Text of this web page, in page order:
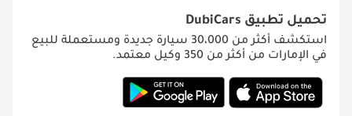
تحميل تطبيق DubiCars
استكشف أكثر من 30،000 سيارة جديدة ومستعملة للبيع
في الإمارات من أكثر من 350 وكيل معتمد.